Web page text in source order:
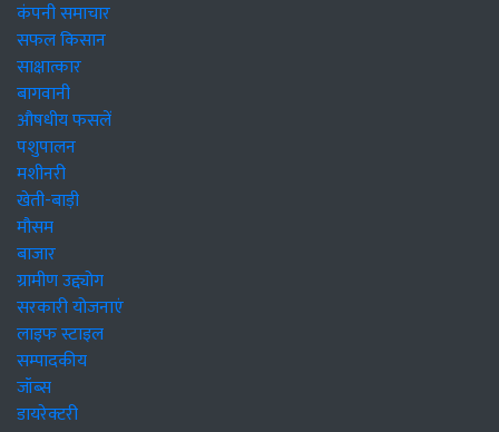
कंपनी समाचार
सफल किसान
साक्षात्कार
बागवानी
औषधीय फसलें
पशुपालन
मशीनरी
खेती-बाड़ी
मौसम
बाजार
ग्रामीण उद्द्योग
सरकारी योजनाएं
लाइफ स्टाइल
सम्पादकीय
जॉब्स
डायरेक्टरी